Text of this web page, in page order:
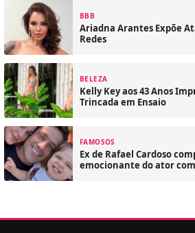
BBB
Ariadna Arantes Expõe
Redes
BELEZA
Kelly Key aos 43 Anos
Trincada em Ensaio
FAMOSOS
Ex de Rafael Cardoso
emocionante do ator